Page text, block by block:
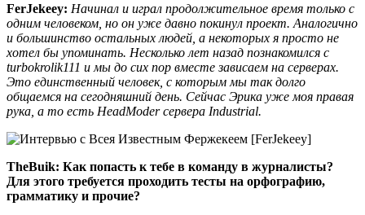
FerJekeey: Начинал и играл продолжительное время только с
одним человеком, но он уже давно покинул проект. Аналогично
и большинство остальных людей, а некоторых я просто не
хотел бы упоминать. Несколько лет назад познакомился с
turbokrolik111 и мы до сих пор вместе зависаем на серверах.
Это единственный человек, с которым мы так долго
общаемся на сегодняшний день. Сейчас Эрика уже моя правая
рука, а то есть HeadModer сервера Industrial.
TheBuik: Как попасть к тебе в команду в журналисты?
Для этого требуется проходить тесты на орфографию,
грамматику и прочие?